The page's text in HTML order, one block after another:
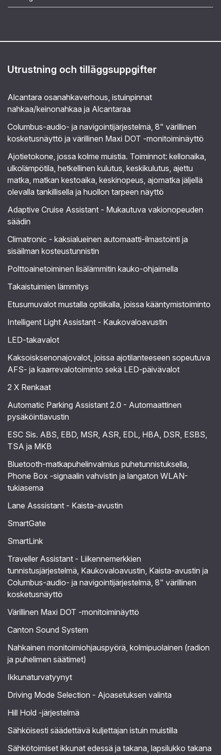
Utrustning och tilläggsuppgifter
Alcantara osanahkaverhous, istuinpinnat
nahkaa/keinonahkaa ja Alcantaraa
Columbus-audio- ja navigointijärjestelmä, 8" värillinen
kosketusnäyttö ja värillinen Maxi DOT -monitoiminäyttö
Ajotietokone, jossa kolme muistia. Toiminnot: kellonaika,
ulkolämpötila, hetkellinen kulutus, keskikulutus, ajettu
matka, matkan kestoaika, keskinopeus, ajomatka jäljellä
olevalla tankillisella ja huollon tarpeen näyttö
Adaptive Cruise Assistant - Mukautuva vakionopeuden
säädin
Climatronic - kaksialueinen automaatti-ilmastointi ja
sisäilman kosteustunnistin
Polttoainetoiminen lisälämmitin kauko-ohjaimella
Takaistuimien lämmitys
Etusumuvalot mustalla optiikalla, joissa kääntymistoiminto
Intelligent Light Assistant - Kaukovaloavustin
LED-takavalot
Kaksoisksenonajovalot, joissa ajotilanteeseen sopeutuva
AFS- ja kaarrevalotoiminto sekä LED-päivävalot
2 X Renkaat
Automatic Parking Assistant 2.0 - Automaattinen
pysäköintiavustin
ESC Sis. ABS, EBD, MSR, ASR, EDL, HBA, DSR, ESBS,
TSA ja MKB
Bluetooth-matkapuhelinvalmius puhetunnistuksella,
Phone Box -signaalin vahvistin ja langaton WLAN-
tukiasema
Lane Asssistant - Kaista-avustin
SmartGate
SmartLink
Traveller Assistant - Liikennemerkkien
tunnistusjärjestelmä, Kaukovaloavustin, Kaista-avustin ja
Columbus-audio- ja navigointijärjestelmä, 8" värillinen
kosketusnäyttö
Värillinen Maxi DOT -monitoiminäyttö
Canton Sound System
Nahkainen monitoimiohjauspyörä, kolmipuolainen (radion
ja puhelimen säätimet)
Ikkunaturvatyynyt
Driving Mode Selection - Ajoasetuksen valinta
Hill Hold -järjestelmä
Sähköisesti säädettävä kuljettajan istuin muistilla
Sähkötoimiset ikkunat edessä ja takana, lapsilukko takana